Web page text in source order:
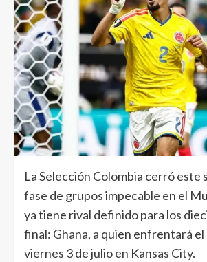
La Selección Colombia cerró este
fase de grupos impecable en el
ya tiene rival definido para los
final: Ghana, a quien enfrentará
viernes 3 de julio en Kansas City.